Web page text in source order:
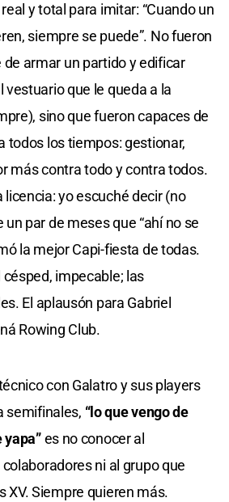
y total para imitar: “Cuando un
siempre se puede”. No fueron
armar un partido y edificar
que le queda a la
sino que fueron capaces de
todos los tiempos: gestionar,
más contra todo y contra todos.
yo escuché decir (no
par de meses que “ahí no se
la mejor Capi-fiesta de todas.
impecable; las
El aplausón para Gabriel
Rowing Club.
con Galatro y sus players
semifinales, “lo que vengo de
yapa”es no conocer al
ni al grupo que
XV. Siempre quieren más.